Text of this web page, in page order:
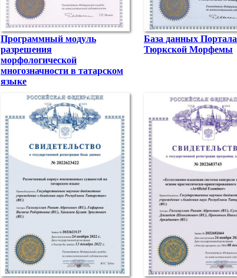
Программный модуль
разрешения
морфологической
многозначности в татарском
языке
База данных Портала
Тюркской Морфемы